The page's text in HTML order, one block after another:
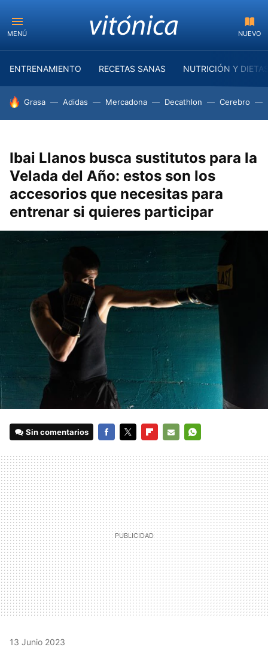
MENÚ NUEVO
ENTRENAMIENTO RECETAS SANAS NUTRICIÓN Y
HOY SE HABLA DE
Grasa Adidas Mercadona Decathlon Cerebro
Ibai Llanos busca sustitutos para la
Velada del Año: estos son los
accesorios que necesitas para
entrenar si quieres participar
Sin comentarios
MAIL
13 Junio 2023